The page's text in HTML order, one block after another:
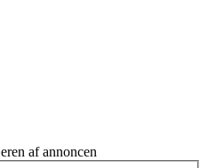
af annoncen